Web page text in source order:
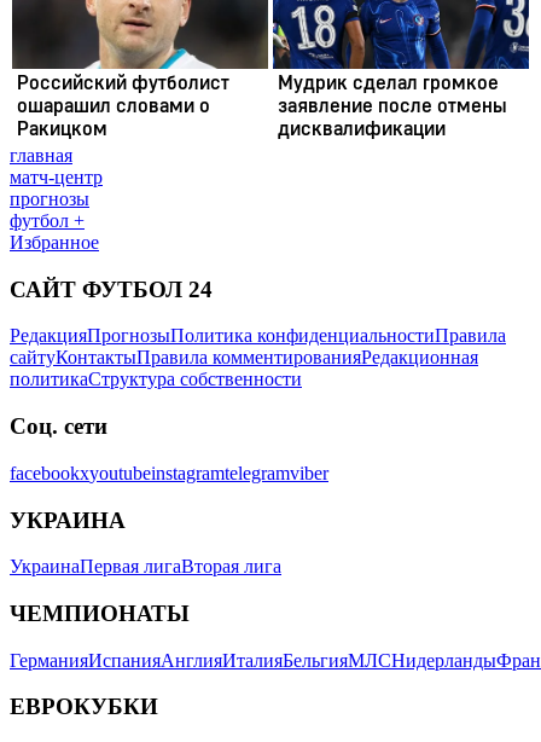
главная
матч-центр
прогнозы
футбол +
Избранное
САЙТ ФУТБОЛ 24
РедакцияПрогнозыПолитика конфиденциальностиПравила
сайтуКонтактыПравила комментированияРедакционная
политикаСтруктура собственности
Соц. сети
facebookxyoutubeinstagramtelegramviber
УКРАИНА
УкраинаПервая лигаВторая лига
ЧЕМПИОНАТЫ
ГерманияИспанияАнглияИталияБельгияМЛСНидерланды
ЕВРОКУБКИ